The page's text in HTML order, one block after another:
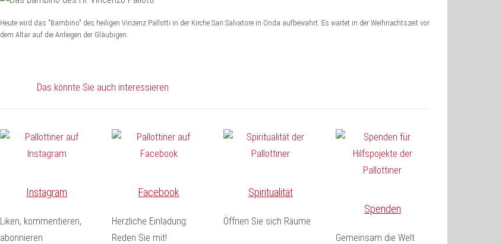
Heute wird das "Bambino" des heiligen Vinzenz Pallotti in der Kirche San Salvatore in Onda aufbewahrt. Es wartet in der Weihnachtszeit vor
dem Altar auf die Anliegen der Gläubigen.
Das könnte Sie auch interessieren
Instagram
Liken, kommentieren,
abonnieren
Facebook
Herzliche Einladung:
Reden Sie mit!
Spiritualität
Öffnen Sie sich Räume
Spenden
Gemeinsam die Welt